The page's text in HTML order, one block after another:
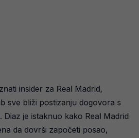
insider za Real Madrid,
sve bliži postizanju dogovora s
Diaz je istaknuo kako Real Madrid
da dovrši započeti posao,